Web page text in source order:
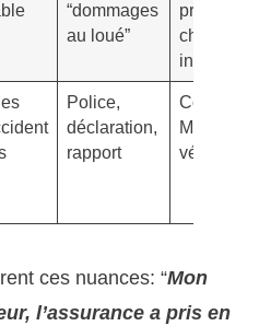
“dommages
au loué”
prise en
charge
incertaine
Police,
déclaration,
rapport
MRH/
vérifier
ces nuances: “Mon
l’assurance a pris en